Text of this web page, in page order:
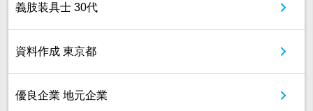
義肢装具士 30代
資料作成 東京都
優良企業 地元企業